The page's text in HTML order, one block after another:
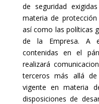
de seguridad
materia de
así como las políticas
de la Empresa. A
contenidas en el
realizará
terceros más allá
vigente en materia
disposiciones de